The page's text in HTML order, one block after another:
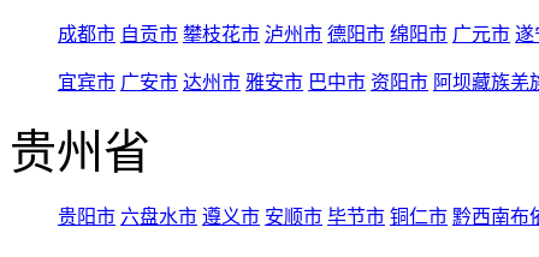
成都市 自贡市 攀枝花市 泸州市 德阳市 绵阳市 广元市 遂
宜宾市 广安市 达州市 雅安市 巴中市 资阳市 阿坝藏族羌
贵州省
贵阳市 六盘水市 遵义市 安顺市 毕节市 铜仁市 黔西南布